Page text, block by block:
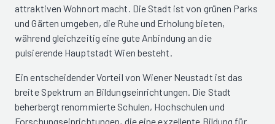
attraktiven Wohnort macht. Die Stadt ist von grünen Parks
und Gärten umgeben, die Ruhe und Erholung bieten,
während gleichzeitig eine gute Anbindung an die
pulsierende Hauptstadt Wien besteht.
Ein entscheidender Vorteil von Wiener Neustadt ist das
breite Spektrum an Bildungseinrichtungen. Die Stadt
beherbergt renommierte Schulen, Hochschulen und
Forschungseinrichtungen, die eine exzellente Bildung für